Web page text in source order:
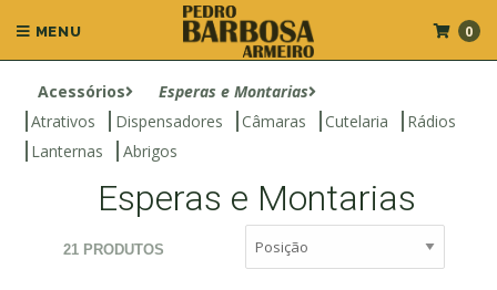
MENU 0
Acessórios
Esperas e Montarias
Atrativos
Dispensadores Câmaras Cutelaria
Rádios
Lanternas
Abrigos
Esperas e Montarias
21 PRODUTOS